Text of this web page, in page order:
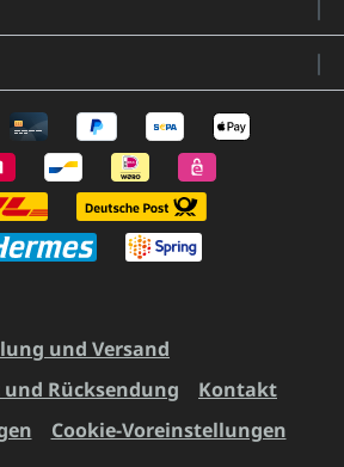
und Versand
Rücksendung
Kontakt
Cookie-Voreinstellungen